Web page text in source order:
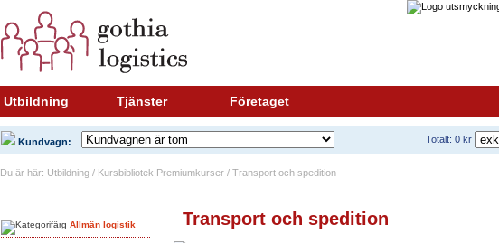
Utbildning Tjänster Företaget
Kundvagn: Totalt: 0 kr
Du är här: Utbildning / Kursbibliotek Premiumkurser / Transport och spedition
Allmän logistik Transport och spedition